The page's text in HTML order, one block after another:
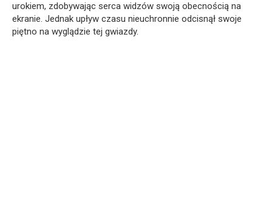
urokiem, zdobywając serca widzów swoją obecnością na
ekranie. Jednak upływ czasu nieuchronnie odcisnął swoje
piętno na wyglądzie tej gwiazdy.